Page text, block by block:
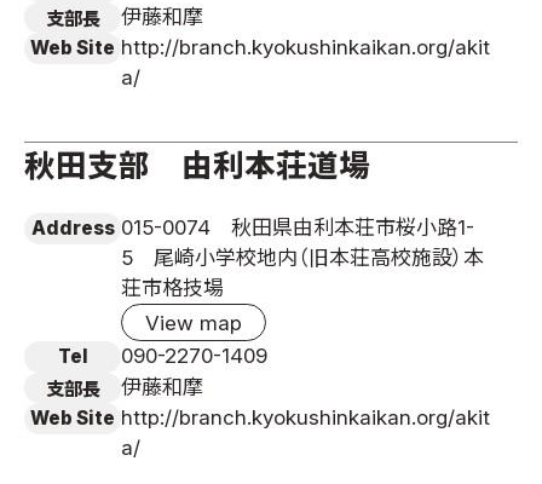
支部長 伊藤和摩
Web Site http://branch.kyokushinkaikan.org/akit
a/
秋田支部 由利本荘道場
Address 015-0074 秋田県由利本荘市桜小路1-
5 尾崎小学校地内（旧本荘高校施設）本
荘市格技場
View map
Tel 090-2270-1409
支部長 伊藤和摩
Web Site http://branch.kyokushinkaikan.org/akit
a/